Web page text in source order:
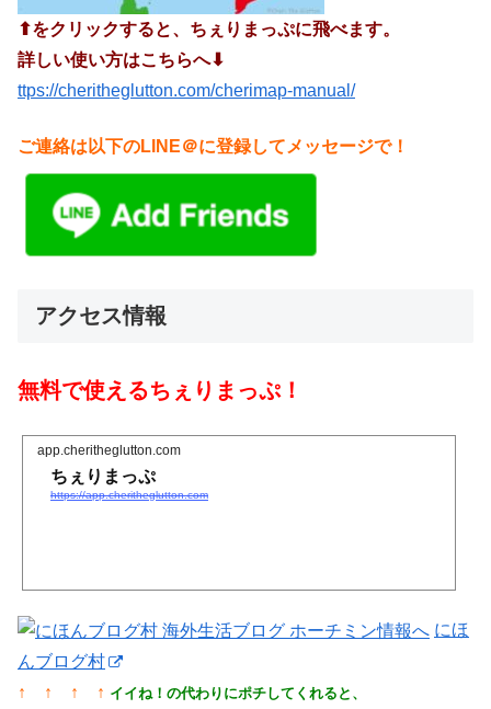
⬆︎をクリックすると、ちぇりまっぷに飛べます。
詳しい使い方はこちらへ⬇︎
ttps://cheritheglutton.com/cherimap-manual/
ご連絡は以下のLINE＠に登録してメッセージで！
アクセス情報
無料で使えるちぇりまっぷ！
app.cheritheglutton.com
ちぇりまっぷ
https://app.cheritheglutton.com
にほ
んブログ村
↑ ↑ ↑ ↑ イイね！の代わりにポチしてくれると、